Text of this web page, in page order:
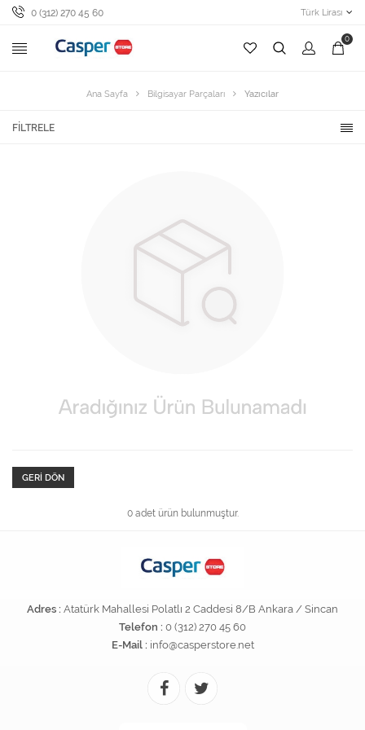
0 (312) 270 45 60 Türk Lirası
0
Ana Sayfa Bilgisayar Parçaları Yazıcılar
FILTRELE
GERI DÖN
0 adet ürün bulunmuştur.
Adres : Atatürk Mahallesi Polatlı 2 Caddesi 8/B Ankara / Sincan
Telefon : 0 (312) 270 45 60
E-Mail : info@casperstore.net